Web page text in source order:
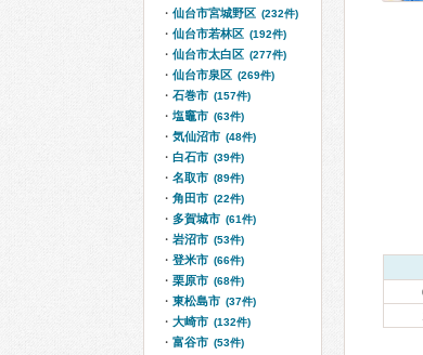
仙台市宮城野区 (232件)
仙台市若林区 (192件)
仙台市太白区 (277件)
仙台市泉区 (269件)
石巻市 (157件)
塩竈市 (63件)
気仙沼市 (48件)
白石市 (39件)
名取市 (89件)
角田市 (22件)
多賀城市 (61件)
岩沼市 (53件)
登米市 (66件)
栗原市 (68件)
東松島市 (37件)
大崎市 (132件)
富谷市 (53件)